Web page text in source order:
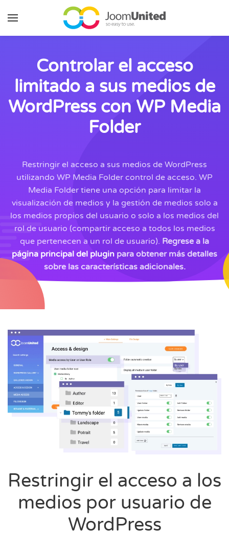
Saltar al contenido principal
Controlar el acceso
limitado a sus medios de
WordPress con WP Media
Folder
Restringir el acceso a sus medios de WordPress
utilizando WP Media Folder control de acceso. WP
Media Folder tiene una opción para limitar la
visualización de medios y la gestión de medios solo a
los medios propios del usuario o solo a los medios del
rol de usuario (compartir acceso a todos los medios
que pertenecen a un rol de usuario). Regrese a la
página principal del plugin para obtener más detalles
sobre las características adicionales.
Restringir el acceso a los
medios por usuario de
WordPress